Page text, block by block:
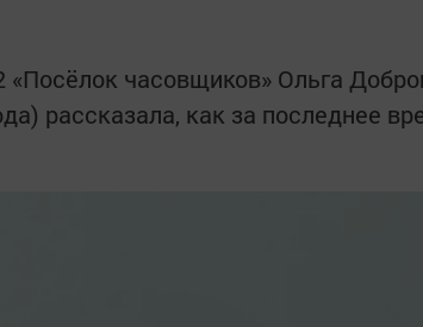
часовщиков» Ольга
рассказала, как за последнее